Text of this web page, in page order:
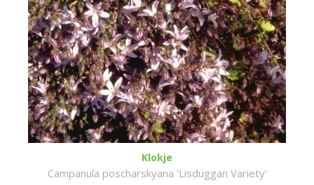
Klokje
Campanula poscharskyana 'Lisduggan Variety'